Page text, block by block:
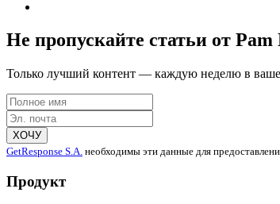
Не пропускайте статьи от Pam
Только лучший контент — каждую неделю в
ХОЧУ
GetResponse S.A. необходимы эти данные для
Продукт